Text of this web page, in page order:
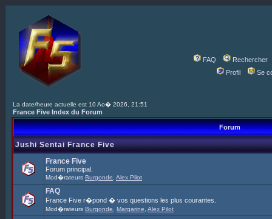
FAQ
Rechercher
Profil
Se
La date/heure actuelle est 10 Ao� 2026, 21:51
France Five Index du Forum
Forum
Jushi Sentai France Five
France Five
Forum principal.
Mod�rateurs Burgonde Alex Pilot
FAQ
France Five r�pond � vos questions les plus courantes.
Mod�rateurs Burgonde Margarine Alex Pilot